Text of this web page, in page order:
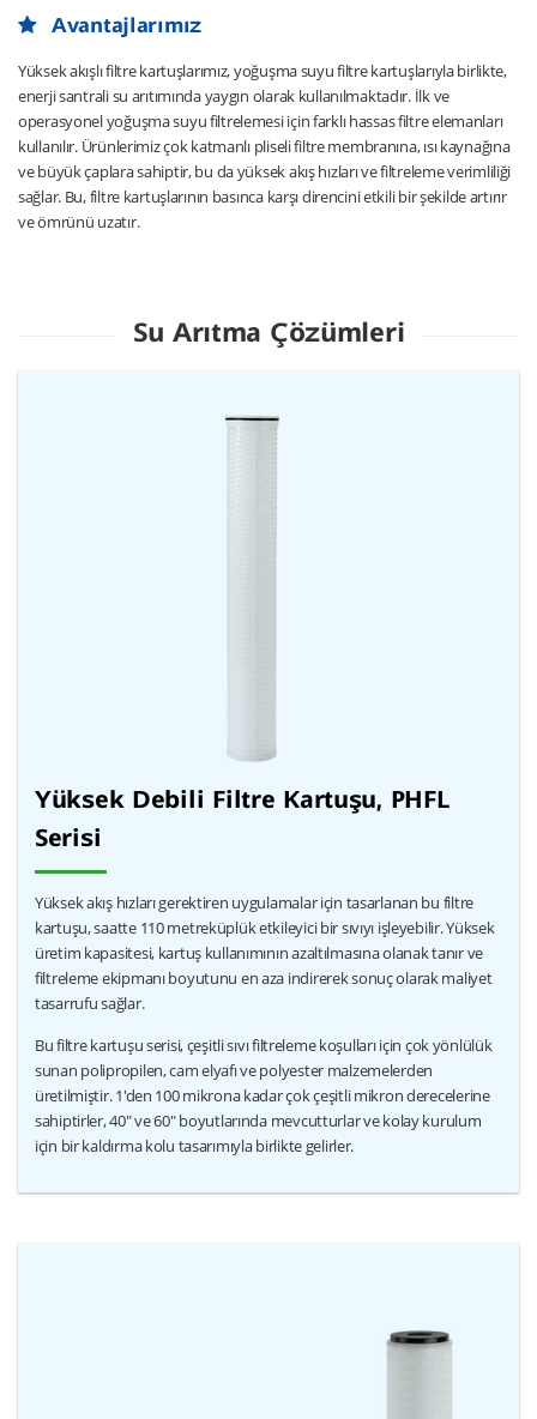
Avantajlarımız
Yüksek akışlı filtre kartuşlarımız, yoğuşma suyu filtre kartuşlarıyla birlikte,
enerji santrali su arıtımında yaygın olarak kullanılmaktadır. İlk ve
operasyonel yoğuşma suyu filtrelemesi için farklı hassas filtre elemanları
kullanılır. Ürünlerimiz çok katmanlı pliseli filtre membranına, ısı kaynağına
ve büyük çaplara sahiptir, bu da yüksek akış hızları ve filtreleme verimliliği
sağlar. Bu, filtre kartuşlarının basınca karşı direncini etkili bir şekilde artırır
ve ömrünü uzatır.
Su Arıtma Çözümleri
Yüksek Debili Filtre Kartuşu, PHFL
Serisi
Yüksek akış hızları gerektiren uygulamalar için tasarlanan bu filtre
kartuşu, saatte 110 metreküplük etkileyici bir sıvıyı işleyebilir. Yüksek
üretim kapasitesi, kartuş kullanımının azaltılmasına olanak tanır ve
filtreleme ekipmanı boyutunu en aza indirerek sonuç olarak maliyet
tasarrufu sağlar.
Bu filtre kartuşu serisi, çeşitli sıvı filtreleme koşulları için çok yönlülük
sunan polipropilen, cam elyafı ve polyester malzemelerden
üretilmiştir. 1'den 100 mikrona kadar çok çeşitli mikron derecelerine
sahiptirler, 40" ve 60" boyutlarında mevcutturlar ve kolay kurulum
için bir kaldırma kolu tasarımıyla birlikte gelirler.